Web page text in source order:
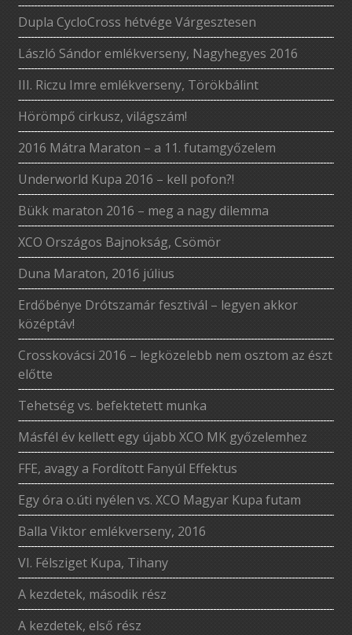
Dupla CycloCross hétvége Várgesztesen
László Sándor emlékverseny, Nagyhegyes 2016
III. Riczu Imre emlékverseny, Törökbálint
Hörömpő cirkusz, világszám!
2016 Mátra Maraton – a 11. futamgyőzelem
Underworld Kupa 2016 – kell pofon?!
Bükk maraton 2016 – meg a nagy dilemma
XCO Országos Bajnokság, Csömör
Duna Maraton, 2016 július
Erdőbénye Drótszamár fesztivál – legyen akkor
középtáv!
Crosskovácsi 2016 – legközelebb nem osztom az észt
előtte
Tehetség vs. befektetett munka
Másfél év kellett egy újabb XCO MK győzelemhez
FFE, avagy a Fordított Fanyúl Effektus
Egy óra o.úti nyélen vs. XCO Magyar Kupa futam
Balla Viktor emlékverseny, 2016
VI. Félsziget Kupa, Tihany
A kezdetek, második rész
A kezdetek, első rész